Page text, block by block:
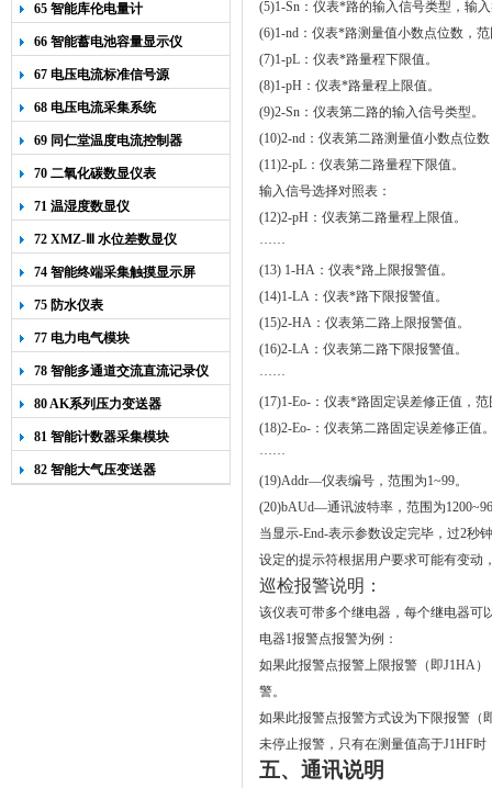
65 智能库伦电量计
66 智能蓄电池容量显示仪
67 电压电流标准信号源
68 电压电流采集系统
69 同仁堂温度电流控制器
70 二氧化碳数显仪表
71 温湿度数显仪
72 XMZ-Ⅲ 水位差数显仪
74 智能终端采集触摸显示屏
75 防水仪表
77 电力电气模块
78 智能多通道交流直流记录仪
80 AK系列压力变送器
81 智能计数器采集模块
82 智能大气压变送器
(5)1-Sn ：仪表*路的输入信号类型，输
(6)1-nd ：仪表*路测量值小数点位数，
(7)1-pL ：仪表*路量程下限值。
(8)1-pH： 仪表*路量程上限值。
(9)2-Sn ：仪表第二路的输入信号类型。
(10)2-nd ：仪表第二路测量值小数点位
(11)2-pL ：仪表第二路量程下限值。
输入信号选择对照表：
(12)2-pH： 仪表第二路量程上限值。
······
(13) 1-HA ：仪表*路上限报警值。
(14)1-LA ：仪表*路下限报警值。
(15)2-HA ：仪表第二路上限报警值。
(16)2-LA ：仪表第二路下限报警值。
······
(17)1-Eo- ：仪表*路固定误差修正值，
(18)2-Eo- ：仪表第二路固定误差修正值
······
(19)Addr—仪表编号，范围为1~99。
(20)bAUd—通讯波特率，范围为
当显示-End-表示参数设定完毕，过2秒
设定的提示符根据用户要求可能有变动
巡检报警说明：
该仪表可带多个继电器，每个继电器可
电器1报警点报警为例：
如果此报警点报警上限报警（即J1HA
警。
如果此报警点报警方式设为下限报警（
未停止报警，只有在测量值高于J1HF时
五、通讯说明